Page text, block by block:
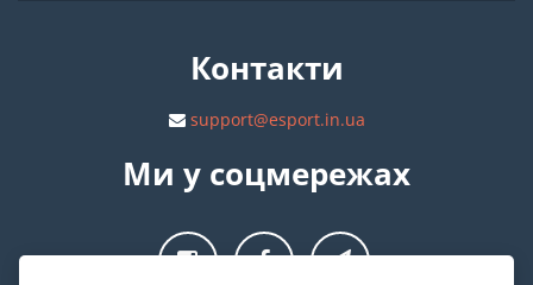
Контакти
support@esport.in.ua
Ми у соцмережах